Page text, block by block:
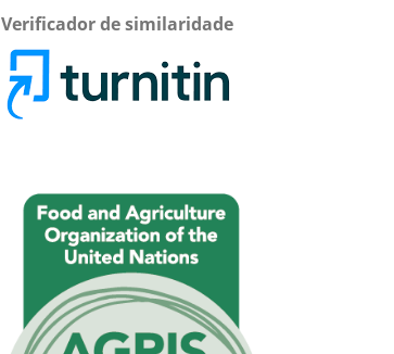
Verificador de similaridade